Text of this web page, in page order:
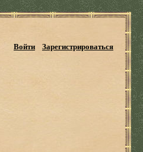
Войти Зарегистрироваться